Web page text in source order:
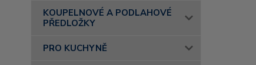
KOUPELNOVÉ A PODLAHOVÉ
PŘEDLOŽKY
PRO KUCHYNĚ